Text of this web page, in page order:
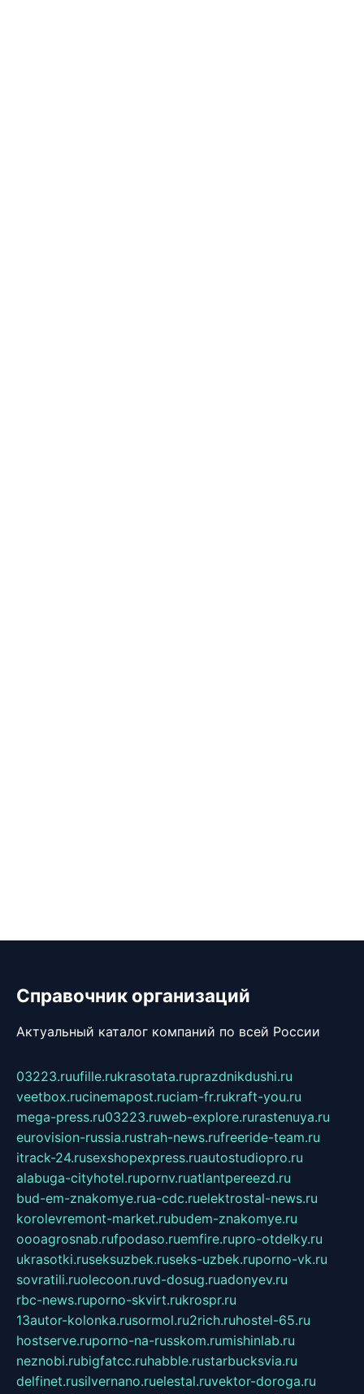
Справочник организаций
Актуальный каталог компаний по всей России
03223.ruufille.rukrasotata.ruprazdnikdushi.ru
veetbox.rucinemapost.ruciam-fr.rukraft-you.ru
mega-press.ru03223.ruweb-explore.rurastenuya.ru
eurovision-russia.rustrah-news.rufreeride-team.ru
itrack-24.rusexshopexpress.ruautostudiopro.ru
alabuga-cityhotel.rupornv.ruatlantpereezd.ru
bud-em-znakomye.rua-cdc.ruelektrostal-news.ru
korolevremont-market.rubudem-znakomye.ru
oooagrosnab.rufpodaso.ruemfire.rupro-otdelky.ru
ukrasotki.ruseksuzbek.ruseks-uzbek.ruporno-vk.ru
sovratili.ruolecoon.ruvd-dosug.ruadonyev.ru
rbc-news.ruporno-skvirt.rukrospr.ru
13autor-kolonka.rusormol.ru2rich.ruhostel-65.ru
hostserve.ruporno-na-russkom.rumishinlab.ru
neznobi.rubigfatcc.ruhabble.rustarbucksvia.ru
delfinet.rusilvernano.ruelestal.ruvektor-doroga.ru